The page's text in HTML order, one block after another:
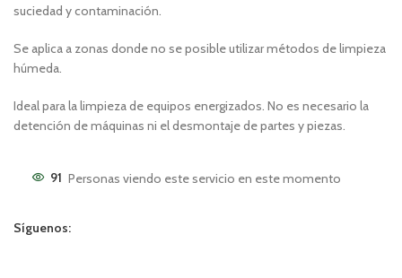
suciedad y contaminación.
Se aplica a zonas donde no se posible utilizar métodos de limpieza
húmeda.
Ideal para la limpieza de equipos energizados. No es necesario la
detención de máquinas ni el desmontaje de partes y piezas.
91 Personas viendo este servicio en este momento
Síguenos: